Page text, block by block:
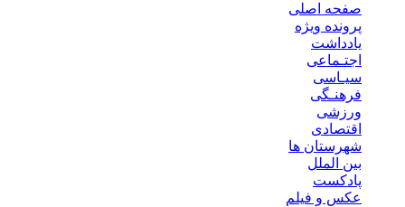
صفحه اصلی
پرونده ویژه
یادداشت
اجتـماعی
سیـاسی
فرهنـگی
ورزشی
اقتصادی
شهرستان ها
بین الملل
پادکست
عکس و فیلم